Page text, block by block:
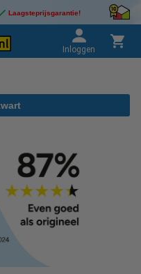
Laagsteprijsgarantie!
Inloggen